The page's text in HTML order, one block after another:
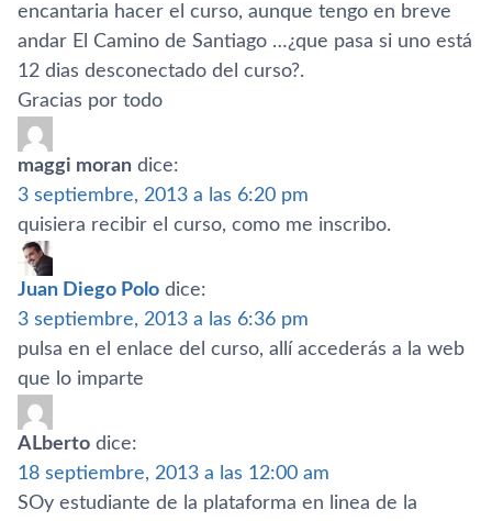
encantaria hacer el curso, aunque tengo en breve
andar El Camino de Santiago …¿que pasa si uno está
12 dias desconectado del curso?.
Gracias por todo
maggi moran dice:
3 septiembre, 2013 a las 6:20 pm
quisiera recibir el curso, como me inscribo.
Juan Diego Polo dice:
3 septiembre, 2013 a las 6:36 pm
pulsa en el enlace del curso, allí­ accederás a la web
que lo imparte
ALberto dice:
18 septiembre, 2013 a las 12:00 am
SOy estudiante de la plataforma en linea de la